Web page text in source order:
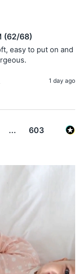
(62/68)
easy to put on and
1 day ago
... 603